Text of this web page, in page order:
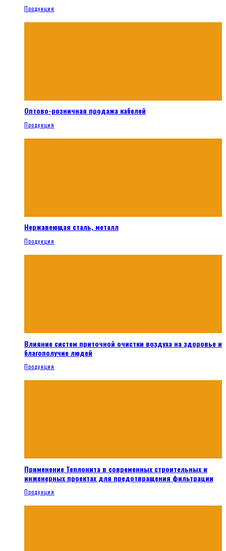
Продукция
Оптово-розничная продажа кабелей
Продукция
Нержавеющая сталь, металл
Продукция
Влияние систем приточной очистки воздуха на здоровье и
благополучие людей
Продукция
Применение Теплонита в современных строительных и
инженерных проектах для предотвращения фильтрации
Продукция